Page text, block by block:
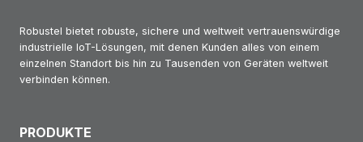
Robustel bietet robuste, sichere und weltweit vertrauenswürdige
industrielle IoT-Lösungen, mit denen Kunden alles von einem
einzelnen Standort bis hin zu Tausenden von Geräten weltweit
verbinden können.
PRODUKTE